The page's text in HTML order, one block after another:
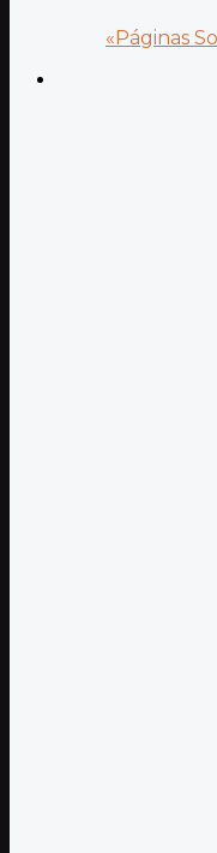
«Páginas